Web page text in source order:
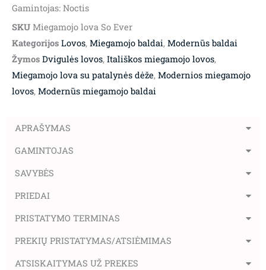
Gamintojas: Noctis
SKU Miegamojo lova So Ever
Kategorijos Lovos, Miegamojo baldai, Modernūs baldai
Žymos Dvigulės lovos, Itališkos miegamojo lovos,
Miegamojo lova su patalynės dėže, Modernios miegamojo
lovos, Modernūs miegamojo baldai
APRAŠYMAS
GAMINTOJAS
SAVYBĖS
PRIEDAI
PRISTATYMO TERMINAS
PREKIŲ PRISTATYMAS/ATSIĖMIMAS
ATSISKAITYMAS UŽ PREKES